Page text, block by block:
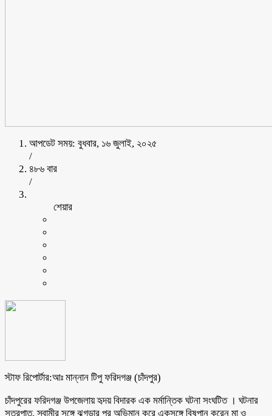
আপডেট সময়: বুধবার, ১৬ জুলাই, ২০২৫
/
৪৮৬ বার
/
শেয়ার
স্টাফ রিপোর্টার:আঃ মান্নান টিপু ফরিদগঞ্জ (চাঁদপুর)
চাঁদপুরের ফরিদগঞ্জ উপজেলায় হৃদয় বিদারক এক মর্মান্তিক ঘটনা সংঘটিত । ঘটনার
সূত্রপাত, স্বামীর সঙ্গে ঝগড়ার পর অভিমান করে একসঙ্গে বিষপান করেন মা ও